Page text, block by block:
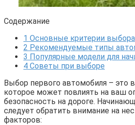
Содержание
1 Основные критерии выбора
2 Рекомендуемые типы
3 Популярные модели для
4 Советы при выборе
Выбор первого автомобиля – это
которое может повлиять на ваш
безопасность на дороге.
следует обратить внимание на
факторов: